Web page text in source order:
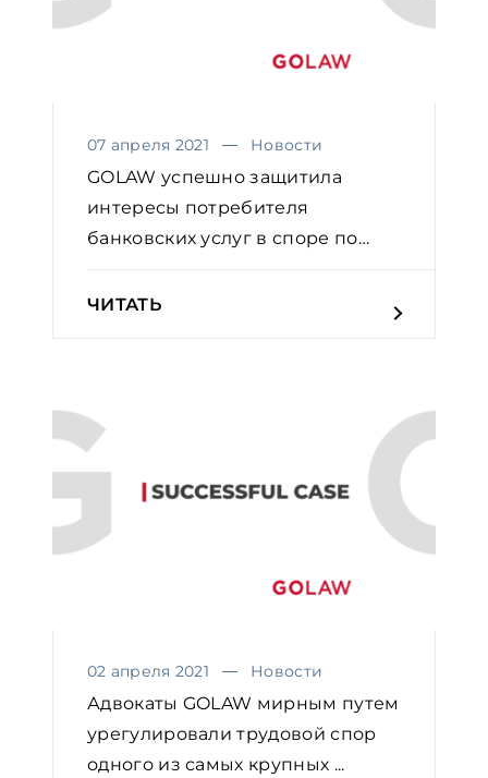
07 апреля 2021 Новости
GOLAW успешно защитила
интересы потребителя
банковских услуг в споре по
защите п...
ЧИТАТЬ
02 апреля 2021 Новости
Адвокаты GOLAW мирным путем
урегулировали трудовой спор
одного из самых крупных ...